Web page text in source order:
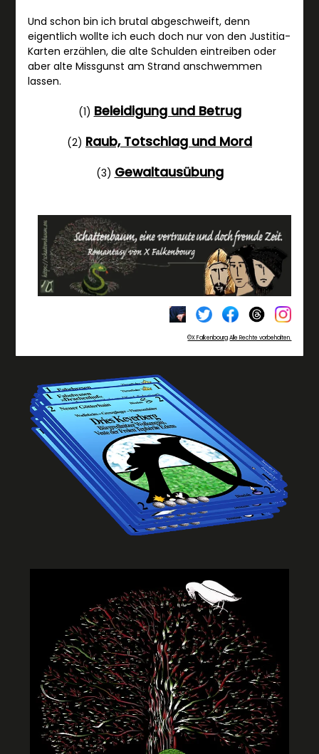
Und schon bin ich brutal abgeschweift, denn
eigentlich wollte ich euch doch nur von den Justitia-
Karten erzählen, die alte Schulden eintreiben oder
aber alte Missgunst am Strand anschwemmen
lassen.
(1) Beleidigung und Betrug
(2) Raub, Totschlag und Mord
(3) Gewaltausübung
©X Falkenbourg Alle Rechte vorbehalten.